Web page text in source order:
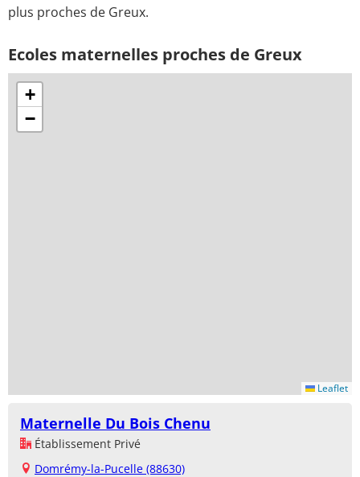
plus proches de Greux.
Ecoles maternelles proches de Greux
+
−
Leaflet
Maternelle Du Bois Chenu
Établissement Privé
Domrémy-la-Pucelle (88630)